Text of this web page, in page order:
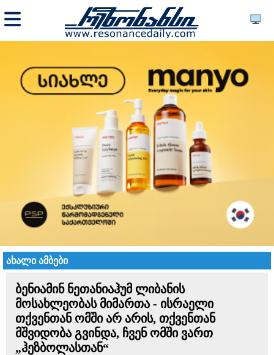
ახალი ამბები
ბენიამინ ნეთანიაჰუმ ლიბანის
მოსახლეობას მიმართა - ისრაელი
თქვენთან ომში არ არის, თქვენთან
მშვიდობა გვინდა, ჩვენ ომში ვართ
„ჰეზბოლასთან“